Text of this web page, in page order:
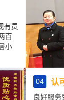
有员
百
小
04 认
良好服务